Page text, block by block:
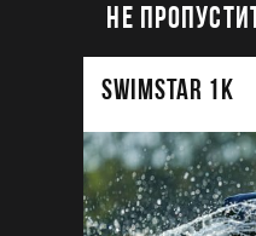
НЕ
SWIMSTAR 1K